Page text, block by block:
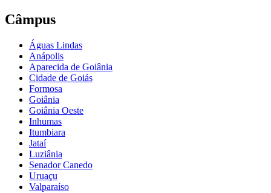
Câmpus
Águas Lindas
Anápolis
Aparecida de Goiânia
Cidade de Goiás
Formosa
Goiânia
Goiânia Oeste
Inhumas
Itumbiara
Jataí
Luziânia
Senador Canedo
Uruaçu
Valparaíso